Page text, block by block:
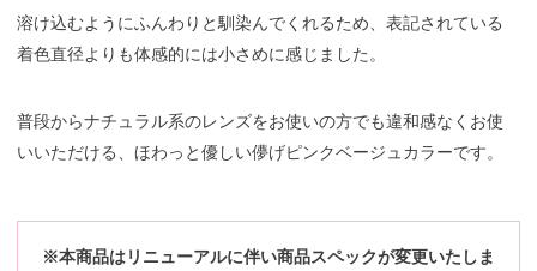
溶け込むようにふんわりと馴染んでくれるため、表記されている
着色直径よりも体感的には小さめに感じました。
普段からナチュラル系のレンズをお使いの方でも違和感なくお使
いいただける、ほわっと優しい儚げピンクベージュカラーです。
※本商品はリニューアルに伴い商品スペックが変更いたしま